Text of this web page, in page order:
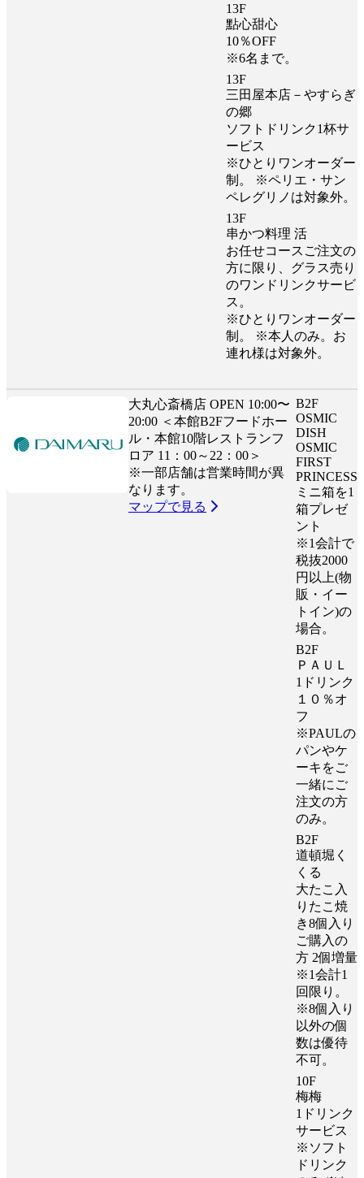
13F
點心甜心
10％OFF
※6名まで。
13F
三田屋本店－やすらぎ
の郷
ソフトドリンク1杯サ
ービス
※ひとりワンオーダー
制。 ※ペリエ・サン
ペレグリノは対象外。
13F
串かつ料理 活
お任せコースご注文の
方に限り、グラス売り
のワンドリンクサービ
ス。
※ひとりワンオーダー
制。 ※本人のみ。お
連れ様は対象外。
大丸心斎橋店 OPEN 10:00〜
20:00 ＜本館B2Fフードホー
ル・本館10階レストランフ
ロア 11：00～22：00＞
※一部店舗は営業時間が異
なります。
マップで見る
B2F
OSMIC
DISH
OSMIC
FIRST
PRINCESS
ミニ箱を1
箱プレゼ
ント
※1会計で
税抜2000
円以上(物
販・イー
トイン)の
場合。
B2F
ＰＡＵＬ
1ドリンク
１０％オ
フ
※PAULの
パンやケ
ーキをご
一緒にご
注文の方
のみ。
B2F
道頓堀く
くる
大たこ入
りたこ焼
き8個入り
ご購入の
方 2個増量
※1会計1
回限り。
※8個入り
以外の個
数は優待
不可。
10F
梅梅
1ドリンク
サービス
※ソフト
ドリンク